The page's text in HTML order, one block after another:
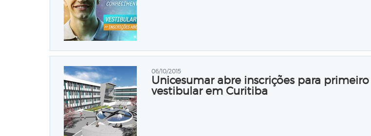
06/10/2015
Unicesumar abre inscrições para primeiro
vestibular em Curitiba